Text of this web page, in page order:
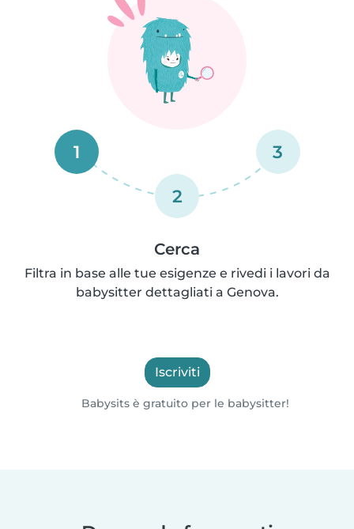
1
2
3
Cerca
Filtra in base alle tue esigenze e rivedi i lavori da
babysitter dettagliati a Genova.
Iscriviti
Babysits è gratuito per le babysitter!